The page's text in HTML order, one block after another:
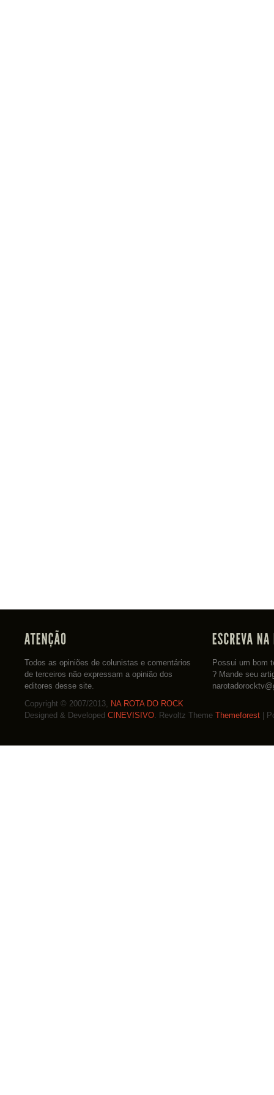
Todos as opiniões de colunistas e comentários
de terceiros não expressam a opinião dos
editores desse site.
Possui um bom
? Mande seu
Copyright © 2007/2013, NA ROTA DO ROCK
Designed & Developed CINEVISIVO. Revoltz Theme Themeforest |